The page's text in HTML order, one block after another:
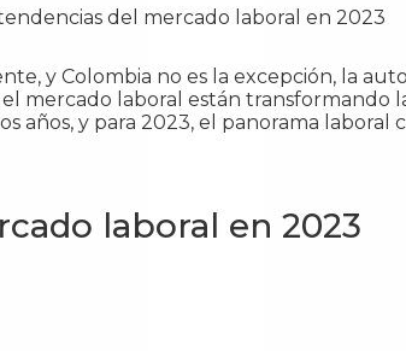
y Colombia no es la excepción, la
mercado laboral están transformando
años, y para 2023, el panorama laboral
laboral en 2023